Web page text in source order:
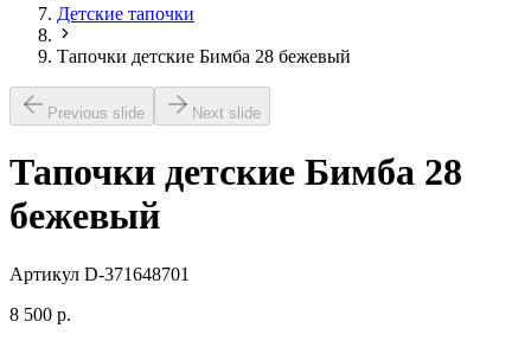
Детские тапочки
Тапочки детские Бимба 28 бежевый
Previous slide Next slide
Тапочки детские Бимба 28
бежевый
Артикул D-371648701
8 500 р.